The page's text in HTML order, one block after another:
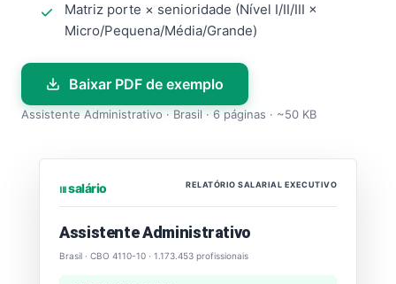
Matriz porte × senioridade (Nível I/II/III ×
Micro/Pequena/Média/Grande)
Baixar PDF de exemplo
Assistente Administrativo · Brasil · 6 páginas · ~50 KB
⏐⏐⏐ salário RELATÓRIO SALARIAL EXECUTIVO
Assistente Administrativo
Brasil · CBO 4110-10 · 1.173.453 profissionais